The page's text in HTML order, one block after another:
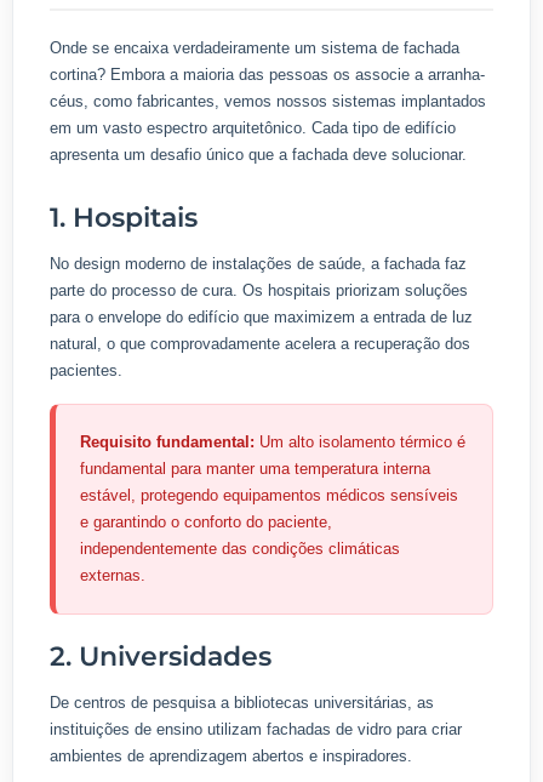
Onde se encaixa verdadeiramente um sistema de fachada
cortina? Embora a maioria das pessoas os associe a arranha-
céus, como fabricantes, vemos nossos sistemas implantados
em um vasto espectro arquitetônico. Cada tipo de edifício
apresenta um desafio único que a fachada deve solucionar.
1. Hospitais
No design moderno de instalações de saúde, a fachada faz
parte do processo de cura. Os hospitais priorizam soluções
para o envelope do edifício que maximizem a entrada de luz
natural, o que comprovadamente acelera a recuperação dos
pacientes.
Requisito fundamental: Um alto isolamento térmico é
fundamental para manter uma temperatura interna
estável, protegendo equipamentos médicos sensíveis
e garantindo o conforto do paciente,
independentemente das condições climáticas
externas.
2. Universidades
De centros de pesquisa a bibliotecas universitárias, as
instituições de ensino utilizam fachadas de vidro para criar
ambientes de aprendizagem abertos e inspiradores.